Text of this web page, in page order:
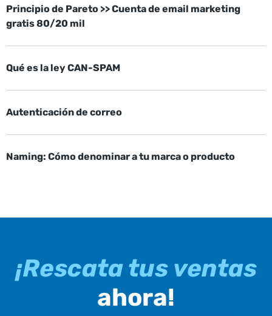
Principio de Pareto >> Cuenta de email marketing
gratis 80/20 mil
Qué es la ley CAN-SPAM
Autenticación de correo
Naming: Cómo denominar a tu marca o producto
¡Rescata tus ventas
ahora!